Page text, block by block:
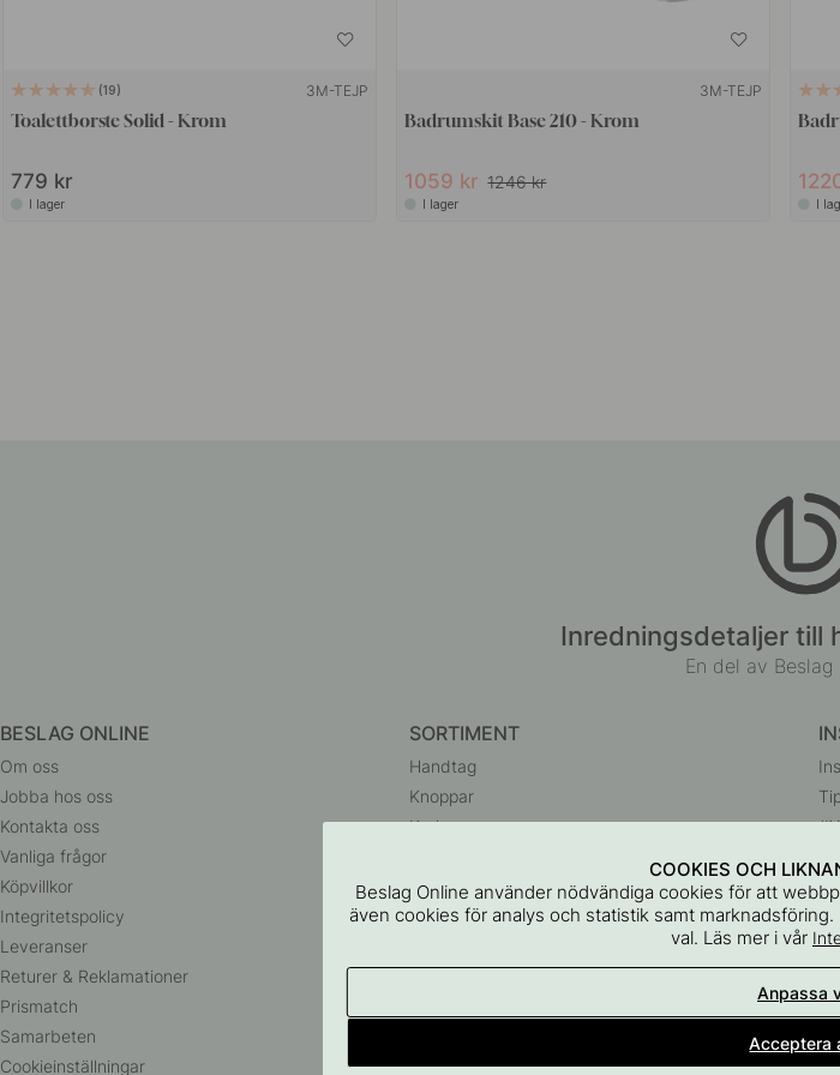
19 3M-TEJP
Toalettborste Solid - Krom
779 kr
I lager
3M-TEJP
Badrumskit Base 210 - Krom
1059 kr 1246 kr
I lager I
Inredningsdetaljer till
En del av Beslag
BESLAG ONLINE
Om oss
Jobba hos oss
Kontakta oss
Vanliga frågor
Köpvillkor
Integritetspolicy
Leveranser
Returer & Reklamationer
Prismatch
Samarbeten
Cookieinställningar
SORTIMENT
Handtag
Knoppar
Krokar
Badrumstillbehör
Förvaring
COOKIES OCH
Beslag Online använder nödvändiga cookies för att
även cookies för analys och statistik samt
val. Läs mer i vår
Anpassa
Acceptera